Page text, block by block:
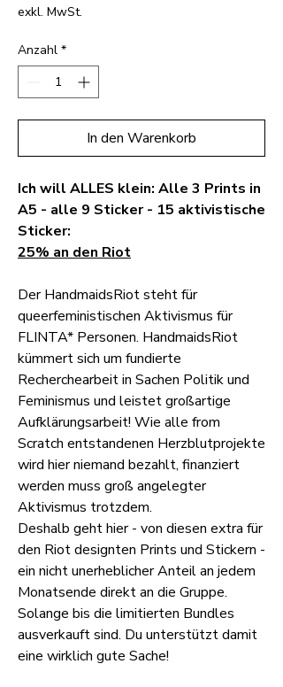
exkl. MwSt.
Anzahl *
In den Warenkorb
Ich will ALLES klein: Alle 3 Prints in
A5 - alle 9 Sticker - 15 aktivistische
Sticker:
25% an den Riot
Der HandmaidsRiot steht für
queerfeministischen Aktivismus für
FLINTA* Personen. HandmaidsRiot
kümmert sich um fundierte
Recherchearbeit in Sachen Politik und
Feminismus und leistet großartige
Aufklärungsarbeit! Wie alle from
Scratch entstandenen Herzblutprojekte
wird hier niemand bezahlt, finanziert
werden muss groß angelegter
Aktivismus trotzdem.
Deshalb geht hier - von diesen extra für
den Riot designten Prints und Stickern -
ein nicht unerheblicher Anteil an jedem
Monatsende direkt an die Gruppe.
Solange bis die limitierten Bundles
ausverkauft sind. Du unterstützt damit
eine wirklich gute Sache!